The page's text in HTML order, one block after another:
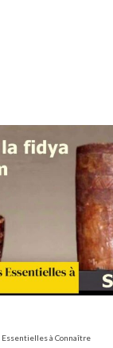
Essentielles à Connaître